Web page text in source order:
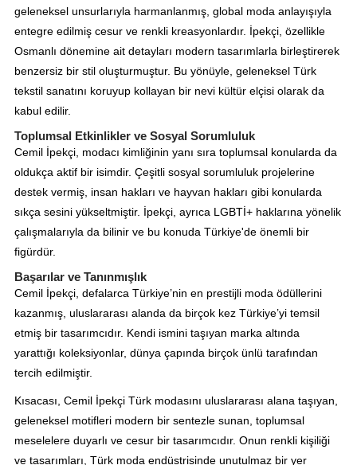
geleneksel unsurlarıyla harmanlanmış, global moda anlayışıyla
entegre edilmiş cesur ve renkli kreasyonlardır. İpekçi, özellikle
Osmanlı dönemine ait detayları modern tasarımlarla birleştirerek
benzersiz bir stil oluşturmuştur. Bu yönüyle, geleneksel Türk
tekstil sanatını koruyup kollayan bir nevi kültür elçisi olarak da
kabul edilir.
Toplumsal Etkinlikler ve Sosyal Sorumluluk
Cemil İpekçi, modacı kimliğinin yanı sıra toplumsal konularda da
oldukça aktif bir isimdir. Çeşitli sosyal sorumluluk projelerine
destek vermiş, insan hakları ve hayvan hakları gibi konularda
sıkça sesini yükseltmiştir. İpekçi, ayrıca LGBTİ+ haklarına yönelik
çalışmalarıyla da bilinir ve bu konuda Türkiye'de önemli bir
figürdür.
Başarılar ve Tanınmışlık
Cemil İpekçi, defalarca Türkiye’nin en prestijli moda ödüllerini
kazanmış, uluslararası alanda da birçok kez Türkiye’yi temsil
etmiş bir tasarımcıdır. Kendi ismini taşıyan marka altında
yarattığı koleksiyonlar, dünya çapında birçok ünlü tarafından
tercih edilmiştir.
Kısacası, Cemil İpekçi Türk modasını uluslararası alana taşıyan,
geleneksel motifleri modern bir sentezle sunan, toplumsal
meselelere duyarlı ve cesur bir tasarımcıdır. Onun renkli kişiliği
ve tasarımları, Türk moda endüstrisinde unutulmaz bir yer